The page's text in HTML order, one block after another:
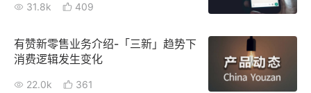
31.8k 409
有赞新零售业务介绍-「三新」趋势下
消费逻辑发生变化
22.0k 361